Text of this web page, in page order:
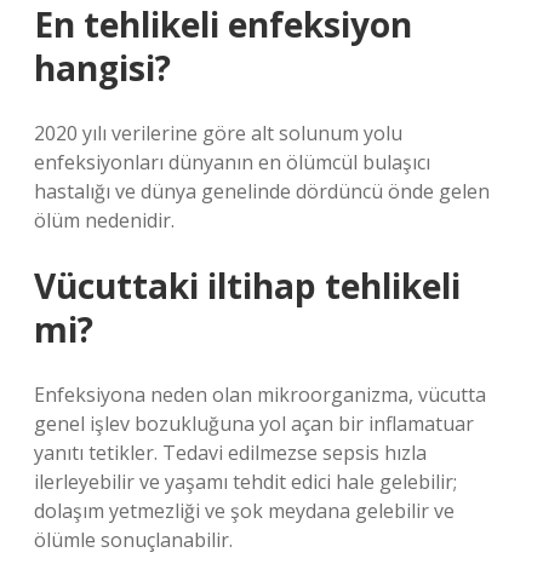
En tehlikeli enfeksiyon
hangisi?
2020 yılı verilerine göre alt solunum yolu
enfeksiyonları dünyanın en ölümcül bulaşıcı
hastalığı ve dünya genelinde dördüncü önde gelen
ölüm nedenidir.
Vücuttaki iltihap tehlikeli
mi?
Enfeksiyona neden olan mikroorganizma, vücutta
genel işlev bozukluğuna yol açan bir inflamatuar
yanıtı tetikler. Tedavi edilmezse sepsis hızla
ilerleyebilir ve yaşamı tehdit edici hale gelebilir;
dolaşım yetmezliği ve şok meydana gelebilir ve
ölümle sonuçlanabilir.